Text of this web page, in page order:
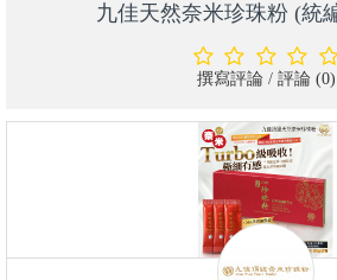
九佳天然奈米珍珠粉 (統
撰寫評論/ 評論 (0)